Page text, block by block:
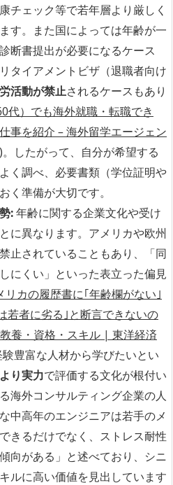
チェック等で若年層より厳しく
す。また国によっては年齢が一
断書提出が必要になるケース
タイアメントビザ（退職者向け
活動が禁止されるケースもあり
代）でも海外就職・転職でき
事を紹介 – 海外留学エージェン
)。したがって、自分が希望する
く調べ、必要書類（学位証明や
く準備が大切です。
:年齢に関する企業文化や受け
に異なります。アメリカや欧州
止されていることもあり、「同
にくい」といった表立った偏見
リカの履歴書に｢年齢欄がない｣
若者に劣る｣と断言できないの
養・資格・スキル | 東洋経済
豊富な人材から学びたいとい
り実力で評価する文化が根付い
海外コンサルティング企業の人
中高年のエンジニアは若手のメ
きるだけでなく、ストレス耐性
向がある」と述べており、シニ
ルに高い価値を見出しています